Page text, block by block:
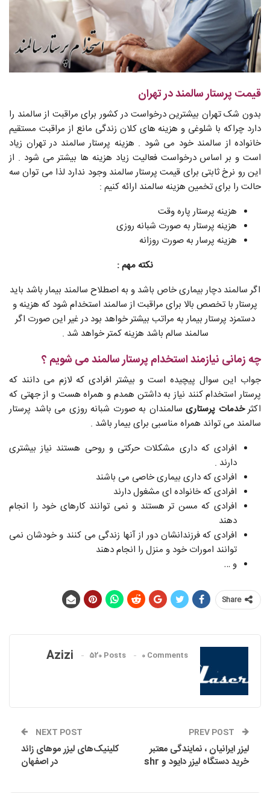
قیمت پرستار سالمند در تهران
بدون شک تهران بیشترین درخواست در کشور برای مراقبت از سالمند را
دارد چراکه با شلوغی و هزینه های کلان زندگی مانع از مراقبت مستقیم
خانواده از سالمند خود می شود . هزینه پرستار سالمند در تهران زیاد
است و بر اساس درخواست فعالیت زیاد هزینه ها بیشتر می شود . از
این رو نرخ ثابتی برای قیمت پرستار سالمند وجود ندارد لذا می توان سه
حالت را برای تخمین هزینه سالمند ارائه کنیم :
هزینه پرستار پاره وقت
هزینه پرستار به صورت شبانه روزی
هزینه پرسار به صورت روزانه
نکته مهم :
اگر سالمند دچار بیماری خاص باشد و به اصطلاح سالمند بیمار باشد باید
پرستار با تخصص بالا برای مراقبت از سالمند استخدام شود که هزینه و
دستمزد پرستار بیمار به مراتب بیشتر خواهد بود در غیر این صورت اگر
سالمند سالم باشد هزینه کمتر خواهد شد .
چه زمانی نیازمند استخدام پرستار سالمند می شویم ؟
جواب این سوال پیچیده است و بیشتر افرادی که لازم می دانند که
پرستار استخدام کنند نیاز به داشتن همدم و همراه هست و از جهتی که
اکثرخدمات پرستاری سالمندان به صورت شبانه روزی می باشد پرستار
سالمند می تواند همراه مناسبی برای بیمار باشد .
افرادی که داری مشکلات حرکتی و روحی هستند نیاز بیشتری
دارند .
افرادی که داری بیماری خاصی می باشند
افرادی که خانواده ای مشغول دارند
افرادی که مسن تر هستند و نمی توانند کارهای خود را انجام
دهند
افرادی که فرزندانشان دور از آنها زندگی می کنند و خودشان نمی
توانند امورات خود و منزل را انجام دهند
و …
Share
Azizi 520 Posts 0 Comments
لیزر ایرانیان ، نمایندگی معتبر
خرید دستگاه لیزر دایود و shr
NEXT POST
کلینیک‌های لیزر موهای زائد
در اصفهان